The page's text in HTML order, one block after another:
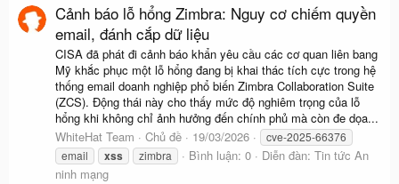
Cảnh báo lỗ hổng Zimbra: Nguy cơ chiếm quyền
email, đánh cắp dữ liệu
CISA đã phát đi cảnh báo khẩn yêu cầu các cơ quan liên bang
Mỹ khắc phục một lỗ hổng đang bị khai thác tích cực trong hệ
thống email doanh nghiệp phổ biến Zimbra Collaboration Suite
(ZCS). Động thái này cho thấy mức độ nghiêm trọng của lỗ
hổng khi không chỉ ảnh hưởng đến chính phủ mà còn đe dọa...
WhiteHat Team
Chủ đề 19/03/2026
cve-2025-66376
email
xss zimbra Bình luận: 0 Diễn đàn: Tin tức An
ninh mạng